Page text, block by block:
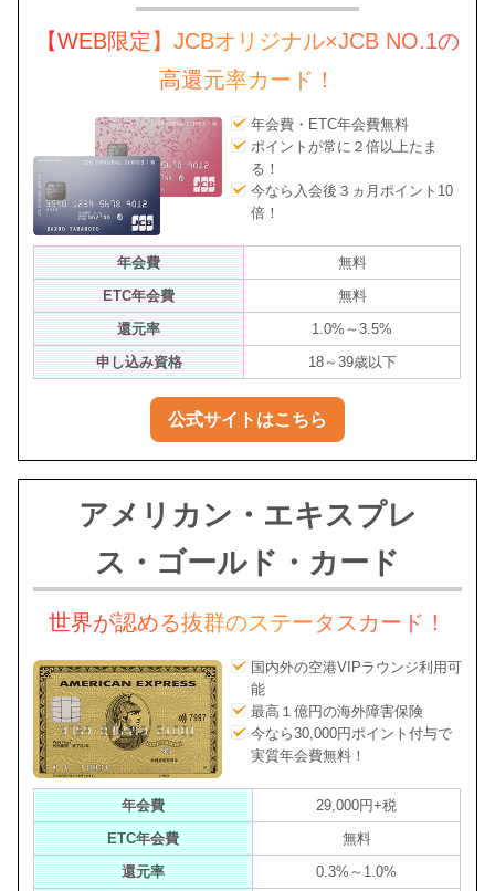
【WEB限定】JCBオリジナル×JCB NO.1の
高還元率カード！
年会費・ETC年会費無料
ポイントが常に２倍以上たま
る！
今なら入会後３ヵ月ポイント10
倍！
年会費
無料
ETC年会費
無料
還元率
1.0%～3.5%
申し込み資格
18～39歳以下
公式サイトはこちら
アメリカン・エキスプレ
ス・ゴールド・カード
世界が認める抜群のステータスカード！
国内外の空港VIPラウンジ利用可
能
最高１億円の海外障害保険
今なら30,000円ポイント付与で
実質年会費無料！
年会費
29,000円+税
ETC年会費
無料
還元率
0.3%～1.0%